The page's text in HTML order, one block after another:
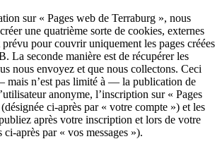
sur « Pages web de Terraburg », nous
une quatrième sorte de cookies, externes
pour couvrir uniquement les pages créées
La seconde manière est de récupérer les
nous envoyez et que nous collectons. Ceci
mais n’est pas limité à — la publication de
anonyme, l’inscription sur « Pages
ci-après par « votre compte ») et les
après votre inscription et lors de votre
après par « vos messages »).